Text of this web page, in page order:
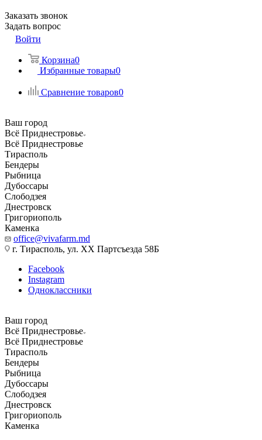
Заказать звонок
Задать вопрос
Войти
Корзина0
Избранные товары0
Сравнение товаров0
Ваш город
Всё Приднестровье
Всё Приднестровье
Тирасполь
Бендеры
Рыбница
Дубоссары
Слободзея
Днестровск
Григориополь
Каменка
office@vivafarm.md
г. Тирасполь, ул. ХХ Партсъезда 58Б
Facebook
Instagram
Одноклассники
Ваш город
Всё Приднестровье
Всё Приднестровье
Тирасполь
Бендеры
Рыбница
Дубоссары
Слободзея
Днестровск
Григориополь
Каменка